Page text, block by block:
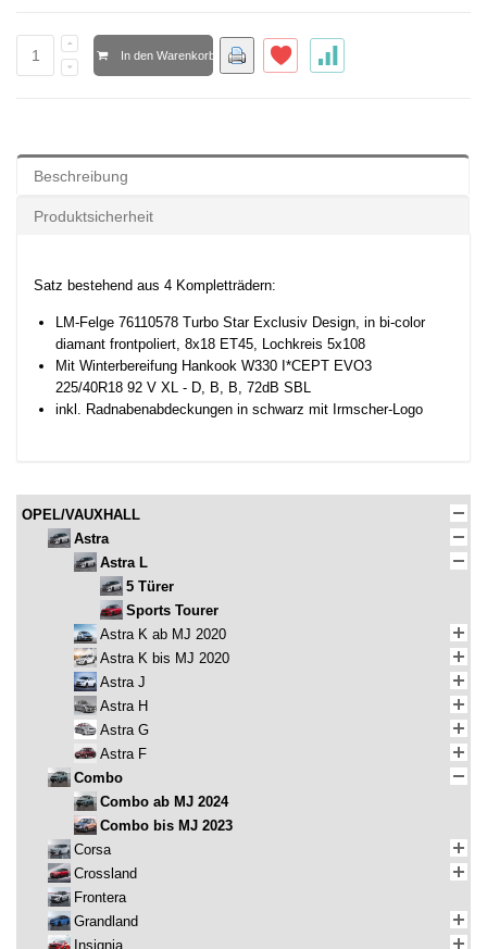
In den Warenkorb
Beschreibung
Produktsicherheit
Satz bestehend aus 4 Kompletträdern:
LM-Felge 76110578 Turbo Star Exclusiv Design, in bi-color
diamant frontpoliert, 8x18 ET45, Lochkreis 5x108
Mit Winterbereifung Hankook W330 I*CEPT EVO3
225/40R18 92 V XL - D, B, B, 72dB SBL
inkl. Radnabenabdeckungen in schwarz mit Irmscher-Logo
OPEL/VAUXHALL
Astra
Astra L
5 Türer
Sports Tourer
Astra K ab MJ 2020
Astra K bis MJ 2020
Astra J
Astra H
Astra G
Astra F
Combo
Combo ab MJ 2024
Combo bis MJ 2023
Corsa
Crossland
Frontera
Grandland
Insignia